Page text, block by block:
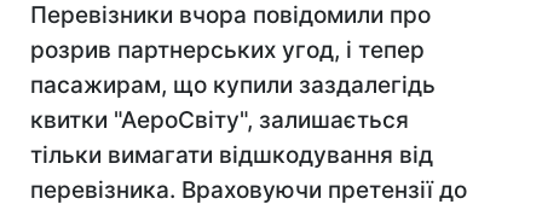
Перевізники вчора повідомили про
розрив партнерських угод, і тепер
пасажирам, що купили заздалегідь
квитки "АероСвіту", залишається
тільки вимагати відшкодування від
перевізника. Враховуючи претензії до